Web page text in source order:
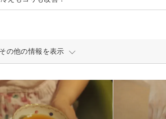
その他の情報を表示